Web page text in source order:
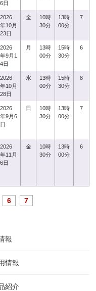
6日
2026
年10月
23日
金
10時
30分
13時
00分
7
2026
年9月1
4日
月
13時
00分
15時
30分
6
2026
年10月
28日
水
13時
00分
15時
30分
8
2026
年9月6
日
日
10時
30分
13時
00分
7
2026
年11月
6日
金
10時
30分
13時
00分
6
6 7
報
情報
紹介